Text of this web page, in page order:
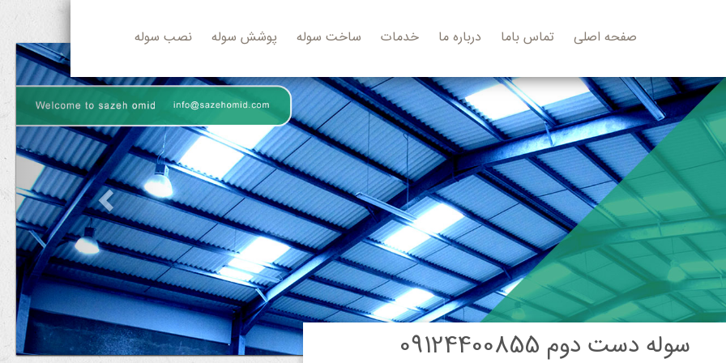
صفحه اصلی تماس باما درباره ما خدمات ساخت سوله پوشش سوله نصب سوله Previous
سوله دست دوم 09124400855